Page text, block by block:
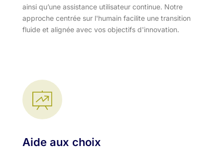
ainsi qu’une assistance utilisateur continue. Notre
approche centrée sur l'humain facilite une transition
fluide et alignée avec vos objectifs d'innovation.​
Aide aux choix